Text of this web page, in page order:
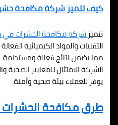
كيف تتميز شركة مكافحة
تتميزشركة مكافحة الحشرات في
التقنيات والمواد الكيميائية
مما يضمن نتائج فعالة
الشركة الامتثال للمعايير الصحية
يوفر للعملاء بيئة صحية وآمنة.
طرق مكافحة الحشرات